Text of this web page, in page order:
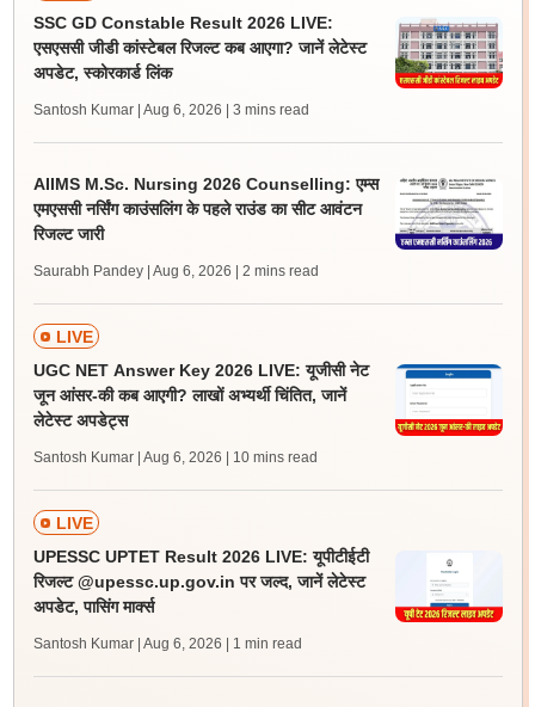
SSC GD Constable Result 2026 LIVE:
एसएससी जीडी कांस्टेबल रिजल्ट कब आएगा? जानें लेटेस्ट
अपडेट, स्कोरकार्ड लिंक
Santosh Kumar | Aug 6, 2026 | 3 mins read
AIIMS M.Sc. Nursing 2026 Counselling: एम्स
एमएससी नर्सिंग काउंसलिंग के पहले राउंड का सीट आवंटन
रिजल्ट जारी
Saurabh Pandey | Aug 6, 2026 | 2 mins read
LIVE
UGC NET Answer Key 2026 LIVE: यूजीसी नेट
जून आंसर-की कब आएगी? लाखों अभ्यर्थी चिंतित, जानें
लेटेस्ट अपडेट्स
Santosh Kumar | Aug 6, 2026 | 10 mins read
LIVE
UPESSC UPTET Result 2026 LIVE: यूपीटीईटी
रिजल्ट @upessc.up.gov.in पर जल्द, जानें लेटेस्ट
अपडेट, पासिंग मार्क्स
Santosh Kumar | Aug 6, 2026 | 1 min read